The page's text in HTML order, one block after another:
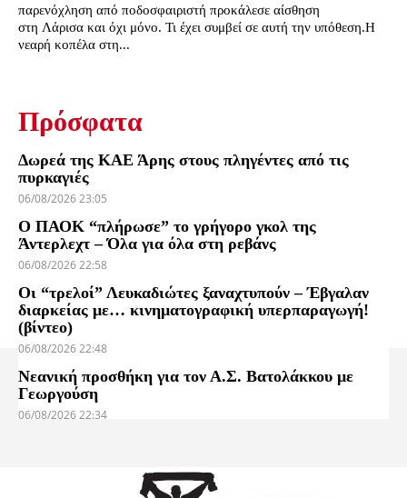
παρενόχληση από ποδοσφαιριστή προκάλεσε αίσθηση
στη Λάρισα και όχι μόνο. Τι έχει συμβεί σε αυτή την υπόθεση.Η
νεαρή κοπέλα στη...
Πρόσφατα
Δωρεά της ΚΑΕ Άρης στους πληγέντες από τις
πυρκαγιές
06/08/2026 23:05
Ο ΠΑΟΚ “πλήρωσε” το γρήγορο γκολ της
Άντερλεχτ – Όλα για όλα στη ρεβάνς
06/08/2026 22:58
Οι “τρελοί” Λευκαδιώτες ξαναχτυπούν – Έβγαλαν
διαρκείας με… κινηματογραφική υπερπαραγωγή!
(βίντεο)
06/08/2026 22:48
Νεανική προσθήκη για τον Α.Σ. Βατολάκκου με
Γεωργούση
06/08/2026 22:34